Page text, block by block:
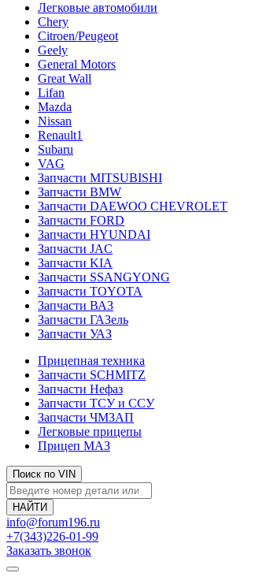
Легковые автомобили
Chery
Citroen/Peugeot
Geely
General Motors
Great Wall
Lifan
Mazda
Nissan
Renault1
Subaru
VAG
Запчасти MITSUBISHI
Запчасти BMW
Запчасти DAEWOO CHEVROLET
Запчасти FORD
Запчасти HYUNDAI
Запчасти JAC
Запчасти KIA
Запчасти SSANGYONG
Запчасти TOYOTA
Запчасти ВАЗ
Запчасти ГАЗель
Запчасти УАЗ
Прицепная техника
Запчасти SCHMITZ
Запчасти Нефаз
Запчасти ТСУ и ССУ
Запчасти ЧМЗАП
Легковые прицепы
Прицеп МАЗ
Поиск по VIN
info@forum196.ru
+7(343)226-01-99
Заказать звонок